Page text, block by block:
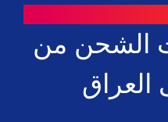
الشحن من
العراق